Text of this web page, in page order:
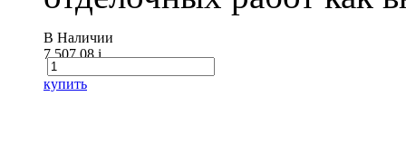
В Наличии
7 507.08i
купить